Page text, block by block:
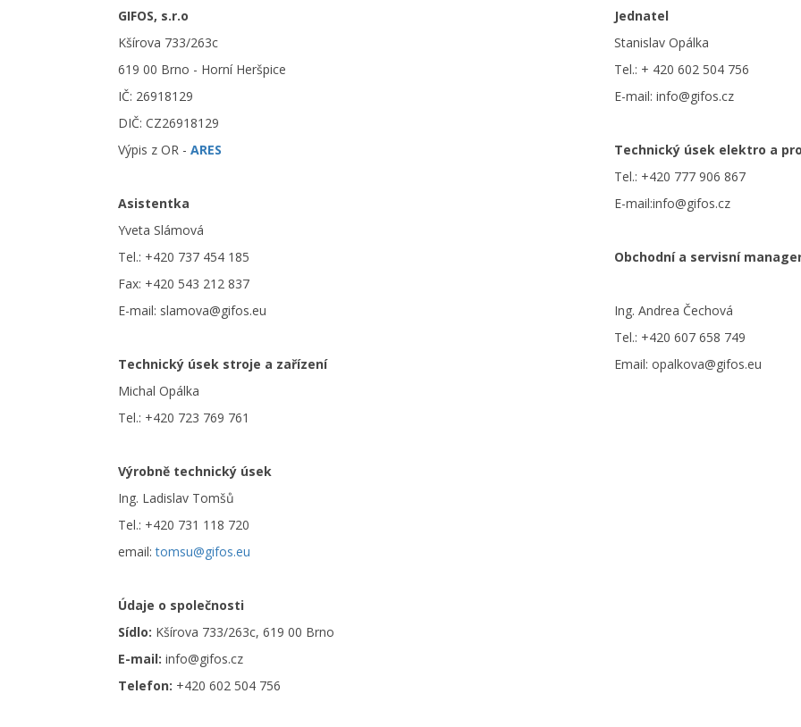
GIFOS, s.r.o
Kšírova 733/263c
619 00 Brno - Horní Heršpice
IČ: 26918129
DIČ: CZ26918129
Výpis z OR - ARES
Asistentka
Yveta Slámová
Tel.: +420 737 454 185
Fax: +420 543 212 837
E-mail: slamova@gifos.eu
Technický úsek stroje a zařízení
Michal Opálka
Tel.: +420 723 769 761
Výrobně technický úsek
Ing. Ladislav Tomšů
Tel.: +420 731 118 720
email:tomsu@gifos.eu
Údaje o společnosti
Sídlo: Kšírova 733/263c, 619 00 Brno
E-mail: info@gifos.cz
Telefon: +420 602 504 756
Jednatel
Stanislav Opálka
Tel.: + 420 602 504 756
E-mail: info@gifos.cz
Technický úsek elektro a
Tel.: +420 777 906 867
E-mail:info@gifos.cz
Obchodní a servisní
Ing. Andrea Čechová
Tel.: +420 607 658 749
Email: opalkova@gifos.eu